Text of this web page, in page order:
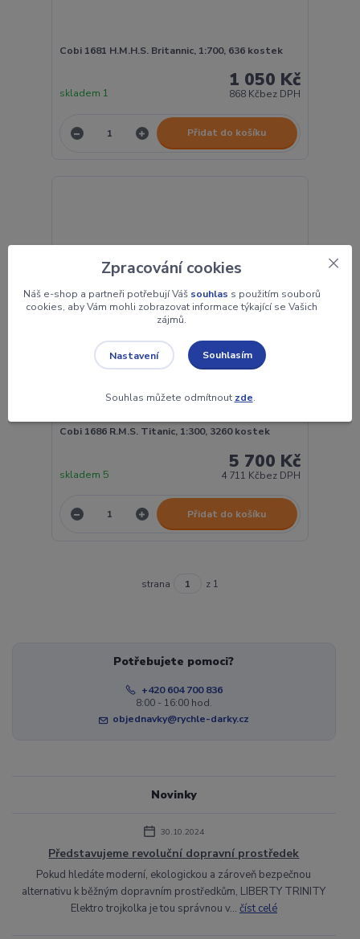
Cobi 1681 H.M.H.S. Britannic, 1:700, 636 kostek
1 050 Kč
868 Kčbez DPH
skladem 1
Přidat do košíku
Cobi 1686 R.M.S. Titanic, 1:300, 3260 kostek
5 700 Kč
4 711 Kčbez DPH
skladem 5
Přidat do košíku
strana z 1
Potřebujete pomoci?
+420 604 700 836
8:00 - 16:00 hod.
objednavky@rychle-darky.cz
Novinky
30.10.2024
Představujeme revoluční dopravní prostředek
Pokud hledáte moderní, ekologickou a zároveň bezpečnou
alternativu k běžným dopravním prostředkům, LIBERTY TRINITY
Elektro trojkolka je tou správnou v... číst celé
Zpracování cookies
Náš e-shop a partneři potřebují Váš souhlas s použitím souborů
cookies, aby Vám mohli zobrazovat informace týkající se Vašich
zájmů.
Nastavení Souhlasím
Souhlas můžete odmítnout zde.